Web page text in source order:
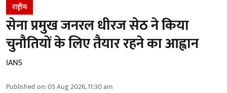
राष्ट्रीय
सेना प्रमुख जनरल धीरज सेठ ने किया
चुनौतियों के लिए तैयार रहने का आह्वान
IANS
Published on:05 Aug 2026, 11:30 am